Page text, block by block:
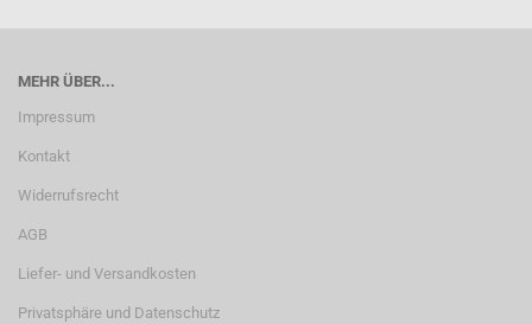
MEHR ÜBER...
Impressum
Kontakt
Widerrufsrecht
AGB
Liefer- und Versandkosten
Privatsphäre und Datenschutz